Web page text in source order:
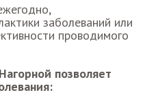
заболеваний или
проводимого
позволяет